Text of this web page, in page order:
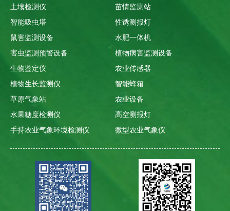
土壤检测仪
苗情监测站
智能吸虫塔
性诱测报灯
鼠害监测设备
水肥一体机
害虫监测预警设备
植物病害监测设备
生物鉴定仪
农业传感器
植物生长监测仪
智能蜂箱
草原气象站
农业设备
水果糖度检测仪
高空测报灯
手持农业气象环境检测仪
微型农业气象仪